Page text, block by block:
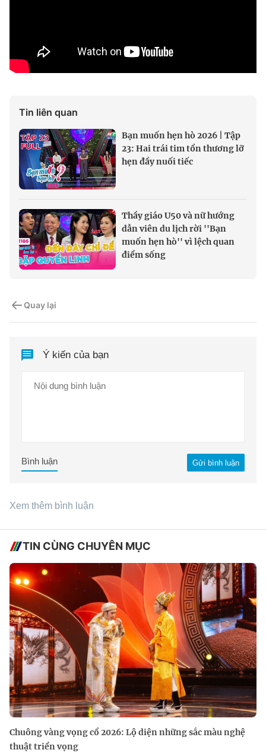
Tin liên quan
Bạn muốn hẹn hò 2026 | Tập
23: Hai trái tim tổn thương lỡ
hẹn đầy nuối tiếc
Thầy giáo U50 và nữ hướng
dẫn viên du lịch rời ''Bạn
muốn hẹn hò'' vì lệch quan
điểm sống
Quay lại
Ý kiến của bạn
Gửi bình luận
Bình luận
Xem thêm bình luận
TIN CÙNG CHUYÊN MỤC
Chuông vàng vọng cổ 2026: Lộ diện những sắc màu nghệ
thuật triển vọng